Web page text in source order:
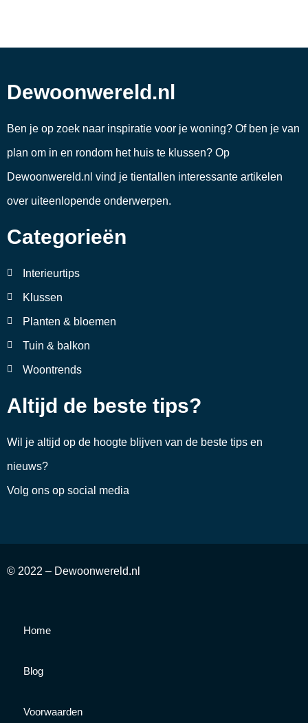
Dewoonwereld.nl
Ben je op zoek naar inspiratie voor je woning? Of ben je van
plan om in en rondom het huis te klussen? Op
Dewoonwereld.nl vind je tientallen interessante artikelen
over uiteenlopende onderwerpen.
Categorieën
Interieurtips
Klussen
Planten & bloemen
Tuin & balkon
Woontrends
Altijd de beste tips?
Wil je altijd op de hoogte blijven van de beste tips en
nieuws?
Volg ons op social media
© 2022 – Dewoonwereld.nl
Home
Blog
Voorwaarden